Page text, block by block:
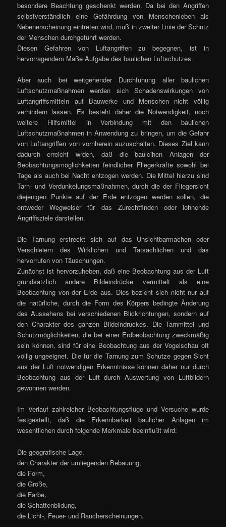
besondere Beachtung geschenkt werden. Da bei den Angriffen
selbstverständlich eine Gefährdung von Menschenleben als
Nebenerscheinung eintreten wird, muß in zweiter Linie der Schutz
der Menschen durchgeführt werden.
Diesen Gefahren von Luftangriffen zu begegnen, ist in
hervorragendem Maße Aufgabe des baulichen Luftschutzes.
Aber auch bei weitgehender Durchfühung aller baulichen
Luftschutzmaßnahmen werden sich Schadenswirkungen von
Luftangriffsmitteln auf Bauwerke und Menschen nicht völlig
verhindern lassen. Es besteht daher die Notwendigkeit, noch
weitere Hilfsmittel in Verbindung mit den baulichen
Luftschutzmaßnahmen in Anwendung zu bringen, um die Gefahr
von Luftangriffen von vornherein auzuschalten. Dieses Ziel kann
dadurch erreicht wrden, daß die baulcihen Anlagen der
Beobachtungsmöglichkeiten feindlicher Fliegerkräfte sowohl bei
Tage als auch bei Nacht entzogen werden. Die Mittel hierzu sind
Tarn- und Verdunkelungsmaßnahmen, durch die der Fliegersicht
diejenigen Punkte auf der Erde entzogen werden sollen, die
entweder Wegweiser für das Zurechtfinden oder lohnende
Angriffsziele darstellen.
Die Tarnung erstreckt sich auf das Unsichtbarmachen oder
Verschleiern des Wirklichen und Tatsächlichen und das
hervorrufen von Täuschungen.
Zunächst ist hervorzuheben, daß eine Beobachtung aus der Luft
grundsätzlich andere Bildeindrücke vermittelt als eine
Beobachtung von der Erde aus. Dies bezieht sich nicht nur auf
die natürliche, durch die Form des Körpers bedingte Änderung
des Aussehens bei verschiedenen Blickrichtungen, sondern auf
den Charakter des ganzen Bildeindruckes. Die Tarnmittel und
Schutzmöglichkeiten, die bei einer Erdbeobachtung zweckmäßig
sein können, sind für eine Beobachtung aus der Vogelschau oft
völlig ungeeignet. Die für die Tarnung zum Schutze gegen Sicht
aus der Luft notwendigen Erkenntnisse können daher nur durch
Beobachtung aus der Luft durch Auswertung von Luftbildern
gewonnen werden.
Im Verlauf zahlreicher Beobachtungsflüge und Versuche wurde
festgestellt, daß die Erkennbarkeit baulicher Anlagen im
wesentlichen durch folgende Merkmale beeinflußt wird:
Die geografische Lage,
den Charakter der umliegenden Bebauung,
die Form,
die Größe,
die Farbe,
die Schattenbildung,
die Licht-, Feuer- und Raucherscheinungen.